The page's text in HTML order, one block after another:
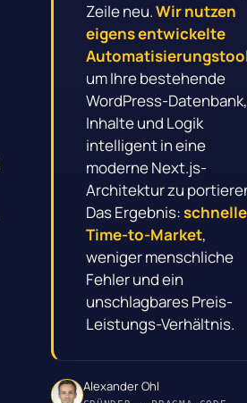
Zeile neu.Wir nutzen
eigens entwickelte
um Ihre bestehende
WordPress-Datenbank,
Inhalte und Logik
intelligent in eine
moderne Next.js-
Architektur zu
Das Ergebnis:
Time-to-Market,
weniger menschliche
Fehler und ein
unschlagbares Preis-
Leistungs-Verhältnis.
Alexander Ohl